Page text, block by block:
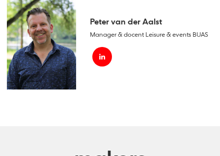
Peter van der Aalst
Manager & docent Leisure & events BUAS